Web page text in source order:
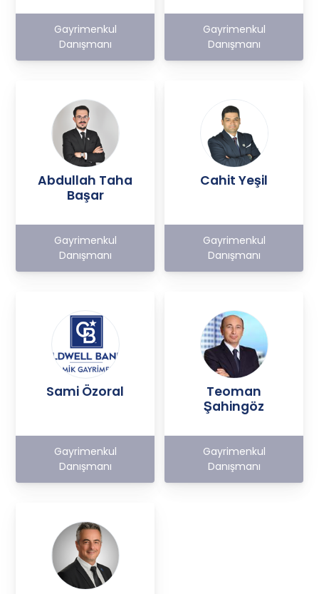
Gayrimenkul
Danışmanı
Gayrimenkul
Danışmanı
Abdullah Taha
Başar
Gayrimenkul
Danışmanı
Cahit Yeşil
Gayrimenkul
Danışmanı
Sami Özoral
Gayrimenkul
Danışmanı
Teoman
Şahingöz
Gayrimenkul
Danışmanı